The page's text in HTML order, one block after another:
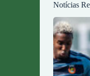
Notícias